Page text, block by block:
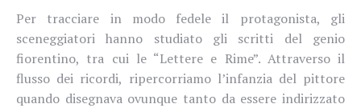
Per tracciare in modo fedele il protagonista, gli
sceneggiatori hanno studiato gli scritti del genio
fiorentino, tra cui le “Lettere e Rime”. Attraverso il
flusso dei ricordi, ripercorriamo l’infanzia del pittore
quando disegnava ovunque tanto da essere indirizzato